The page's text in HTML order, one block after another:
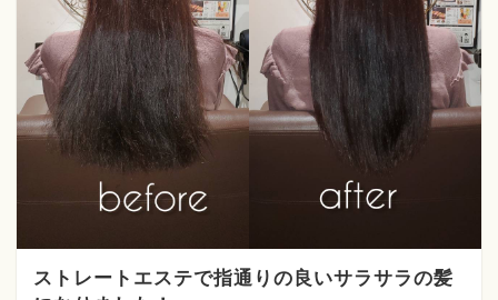
ストレートエステで指通りの良いサラサラの髪